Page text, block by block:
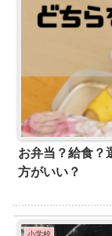
お弁当？給食？
方がいい？
小学校